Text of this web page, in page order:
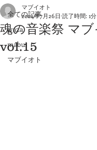
全ての記事
waza
mabui
マブイオト
魂の音楽祭 マブ
vol.15
マブイオト
2024年7月26日 読了時間: 1分